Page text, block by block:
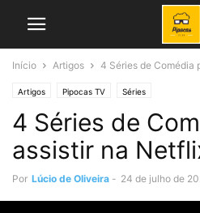
Início Artigos 4 Séries de Comédia
Artigos Pipocas TV Séries
4 Séries de
assistir na
Por Lúcio de Oliveira - 24 de julho de